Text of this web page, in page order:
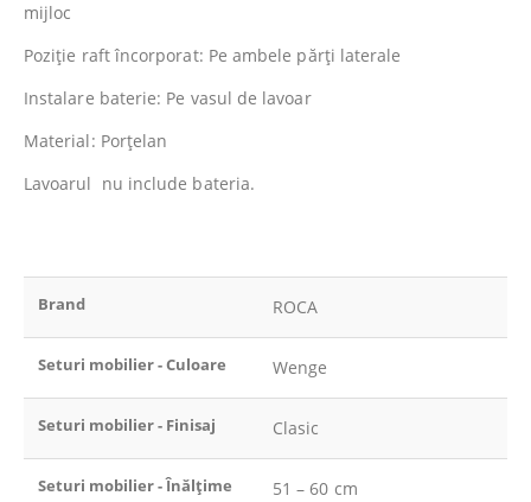
mijloc
Poziţie raft încorporat: Pe ambele părţi laterale
Instalare baterie: Pe vasul de lavoar
Material: Porţelan
Lavoarul nu include bateria.
Brand ROCA
Seturi mobilier - Culoare Wenge
Seturi mobilier - Finisaj Clasic
Seturi mobilier - Înălțime 51 – 60 cm